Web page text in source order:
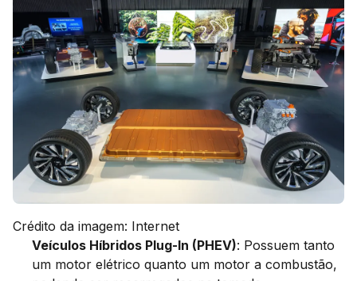
Crédito da imagem: Internet
Veículos Híbridos Plug-In (PHEV): Possuem tanto
um motor elétrico quanto um motor a combustão,